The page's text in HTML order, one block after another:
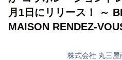
月1日にリリース！ ～
MAISON RENDEZ-
株式会社 丸三屋